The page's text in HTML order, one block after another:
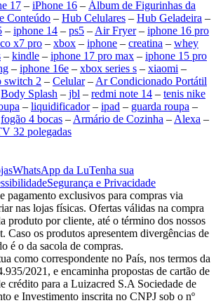
17 – iPhone 16 – Álbum de Figurinhas da
Conteúdo – Hub Celulares – Hub Geladeira –
– iphone 14 – ps5 – Air Fryer– iphone 16 pro
x7 pro – xbox – iphone – creatina – whey
– kindle – iphone 17 pro max – iphone 15 pro
– iphone 16e – xbox series s – xiaomi –
switch 2 – Celular– Ar Condicionado Portátil
Body Splash – jbl – redmi note 14 – tenis nike
– liquidificador– ipad – guarda roupa –
fogão 4 bocas – Armário de Cozinha – Alexa –
32 polegadas
WhatsApp da LuTenha sua
Segurança e Privacidade
pagamento exclusivos para compras via
nas lojas físicas. Ofertas válidas na compra
produto por cliente, até o término dos nossos
Caso os produtos apresentem divergências de
é o da sacola de compras.
como correspondente no País, nos termos da
2021, e encaminha propostas de cartão de
crédito para a Luizacred S.A Sociedade de
e Investimento inscrita no CNPJ sob o nº